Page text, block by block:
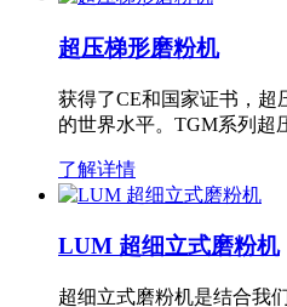
超压梯形磨粉机
获得了CE和国家证书，
的世界水平。TGM系列超
了解详情
LUM 超细立式磨粉机
超细立式磨粉机是结合我